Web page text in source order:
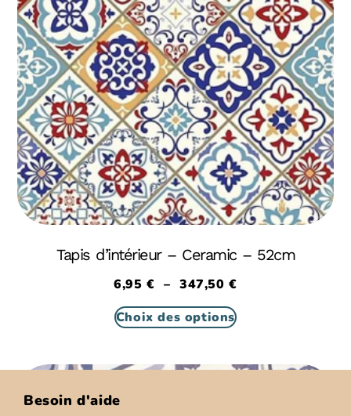
Tapis d’intérieur – Ceramic – 52cm
6,95€ – 347,50€
Choix des options
Besoin d'aide